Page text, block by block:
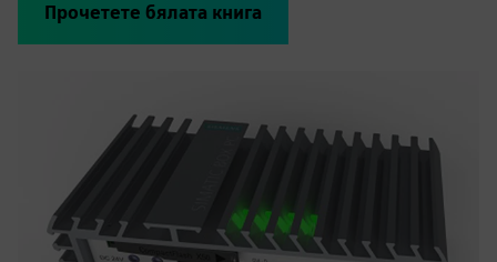
Прочетете бялата книга